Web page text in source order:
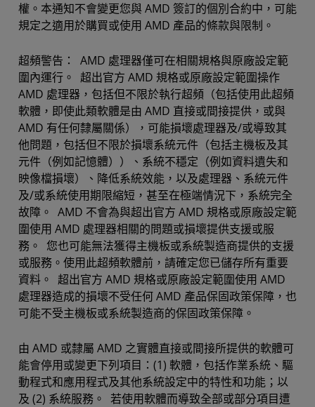
權。本通知不會變更您與 AMD 簽訂的個別合約中，可能
規定之適用於購買或使用 AMD 產品的條款與限制。
超頻警告： AMD 處理器僅可在相關規格與原廠設定範
圍內運行。 超出官方 AMD 規格或原廠設定範圍操作
AMD 處理器，包括但不限於執行超頻（包括使用此超頻
軟體，即使此類軟體是由 AMD 直接或間接提供，或與
AMD 有任何隸屬關係），可能損壞處理器及/或導致其
他問題，包括但不限於損壞系統元件（包括主機板及其
元件（例如記憶體））、系統不穩定（例如資料遺失和
映像檔損壞）、降低系統效能，以及處理器、系統元件
及/或系統使用期限縮短，甚至在極端情況下，系統完全
故障。 AMD 不會為與超出官方 AMD 規格或原廠設定範
圍使用 AMD 處理器相關的問題或損壞提供支援或服
務。 您也可能無法獲得主機板或系統製造商提供的支援
或服務。使用此超頻軟體前，請確定您已儲存所有重要
資料。 超出官方 AMD 規格或原廠設定範圍使用 AMD
處理器造成的損壞不受任何 AMD 產品保固政策保障，也
可能不受主機板或系統製造商的保固政策保障。
由 AMD 或隸屬 AMD 之實體直接或間接所提供的軟體可
能會停用或變更下列項目：(1) 軟體，包括作業系統、驅
動程式和應用程式及其他系統設定中的特性和功能；以
及 (2) 系統服務。 若使用軟體而導致全部或部分項目遭